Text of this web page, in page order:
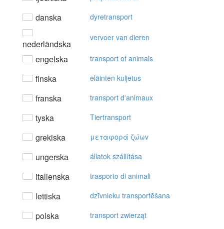
danska dyretransport
nederländska
vervoer van dieren
engelska transport of animals
finska eläinten kuljetus
franska transport d'animaux
tyska Tiertransport
grekiska μεταφoρά ζώωv
ungerska állatok szállítása
italienska trasporto di animali
lettiska dzīvnieku transportēšana
polska transport zwierząt